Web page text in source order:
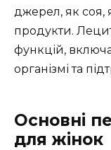
джерел, як соя,
продукти.
функцій,
організмі та
Основні
для жінок